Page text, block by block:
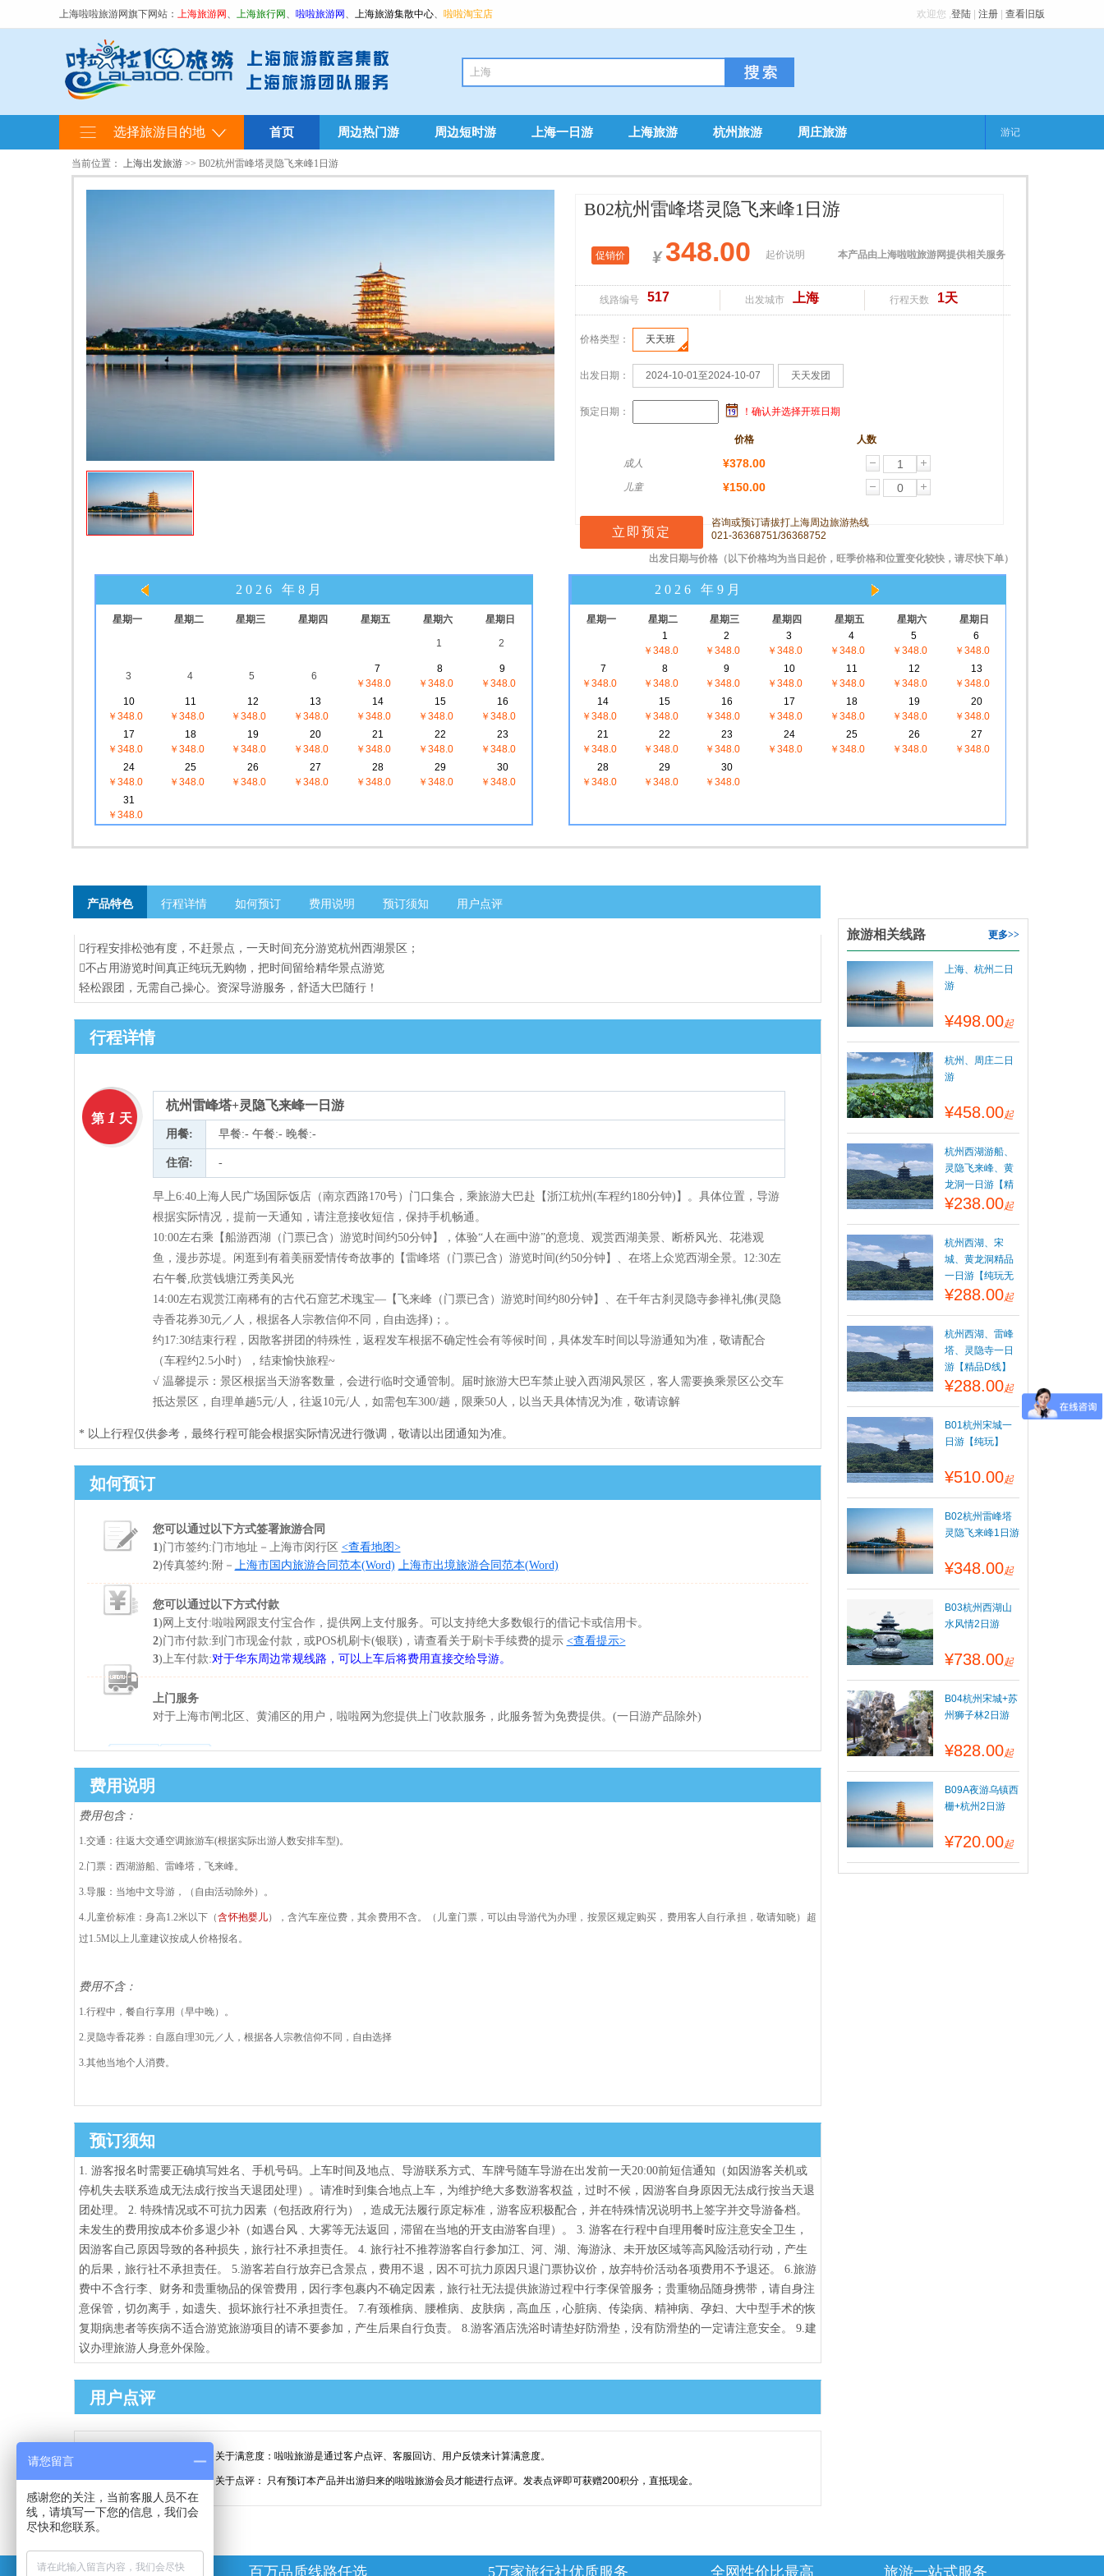
上海啦啦旅游网旗下网站： 上海旅游网 、 上海旅行网 、 啦啦旅游网 、 上海旅游集散中心、 啦啦淘宝店 欢迎您 ,登陆 注册 查看旧版
选择旅游目的地 首页 周边热门游 周边短时游 上海一日游 上海旅游 杭州旅游 周庄旅游 游记
当前位置： 上海出发旅游 >> B02杭州雷峰塔灵隐飞来峰1日游
B02杭州雷峰塔灵隐飞来峰1日游
¥ 348.00 起价说明 本产品由上海啦啦旅游网提供相关服务
促销价
线路编号 517 出发城市 上海 行程天数 1天
价格类型： 天天班
出发日期： 2024-10-01至2024-10-07 天天发团
预定日期： ！确认并选择开班日期
价格 人数
成人 ¥378.00
儿童 ¥150.00
咨询或预订请拔打上海周边旅游热线
021-36368751/36368752
出发日期与价格 （以下价格均为当日起价，旺季价格和位置变化较快，请尽快下单）
2026 年8月
星期一 星期二 星期三 星期四 星期五 星期六 星期日
1 2
3 4 5 6
7
￥348.0
8
￥348.0
9
￥348.0
10
￥348.0
11
￥348.0
12
￥348.0
13
￥348.0
14
￥348.0
15
￥348.0
16
￥348.0
17
￥348.0
18
￥348.0
19
￥348.0
20
￥348.0
21
￥348.0
22
￥348.0
23
￥348.0
24
￥348.0
25
￥348.0
26
￥348.0
27
￥348.0
28
￥348.0
29
￥348.0
30
￥348.0
31
￥348.0
2026 年9月
星期一 星期二 星期三 星期四 星期五 星期六
星期日
1
￥348.0
2
￥348.0
3
￥348.0
4
￥348.0
5
￥348.0
6
￥348.0
7
￥348.0
8
￥348.0
9
￥348.0
10
￥348.0
11
￥348.0
12
￥348.0
13
￥348.0
14
￥348.0
15
￥348.0
16
￥348.0
17
￥348.0
18
￥348.0
19
￥348.0
20
￥348.0
21
￥348.0
22
￥348.0
23
￥348.0
24
￥348.0
25
￥348.0
26
￥348.0
27
￥348.0
28
￥348.0
29
￥348.0
30
￥348.0
产品特色 行程详情 如何预订 费用说明 预订须知 用户点评
行程安排松弛有度，不赶景点，一天时间充分游览杭州西湖景区；
不占用游览时间真正纯玩无购物，把时间留给精华景点游览
轻松跟团，无需自己操心。资深导游服务，舒适大巴随行！
行程详情
第 1 天
杭州雷峰塔+灵隐飞来峰一日游
用餐: 早餐:- 午餐:- 晚餐:-
住宿: -
早上6:40上海人民广场国际饭店（南京西路170号）门口集合，乘旅游大巴赴【浙江杭州(车程约180分钟)】。具体位置，导游
根据实际情况，提前一天通知，请注意接收短信，保持手机畅通。
10:00左右乘【船游西湖（门票已含）游览时间约50分钟】，体验“人在画中游”的意境、观赏西湖美景、断桥风光、花港观
鱼，漫步苏堤。闲逛到有着美丽爱情传奇故事的【雷峰塔（门票已含）游览时间(约50分钟】、在塔上众览西湖全景。12:30左
右午餐,欣赏钱塘江秀美风光
14:00左右观赏江南稀有的古代石窟艺术瑰宝—【飞来峰（门票已含）游览时间约80分钟】、在千年古刹灵隐寺参禅礼佛(灵隐
寺香花券30元／人，根据各人宗教信仰不同，自由选择)；。
约17:30结束行程，因散客拼团的特殊性，返程发车根据不确定性会有等候时间，具体发车时间以导游通知为准，敬请配合
（车程约2.5小时），结束愉快旅程~
√ 温馨提示：景区根据当天游客数量，会进行临时交通管制。届时旅游大巴车禁止驶入西湖风景区，客人需要换乘景区公交车
抵达景区，自理单趟5元/人，往返10元/人，如需包车300/趟，限乘50人，以当天具体情况为准，敬请谅解
* 以上行程仅供参考，最终行程可能会根据实际情况进行微调，敬请以出团通知为准。
如何预订
您可以通过以下方式签署旅游合同
1)门市签约:门市地址－上海市闵行区 <查看地图>
2)传真签约:附－ 上海市国内旅游合同范本(Word) 上海市出境旅游合同范本(Word)
您可以通过以下方式付款
1)网上支付:啦啦网跟支付宝合作，提供网上支付服务。可以支持绝大多数银行的借记卡或信用卡。
2)门市付款:到门市现金付款，或POS机刷卡(银联)，请查看关于刷卡手续费的提示 <查看提示>
3)上车付款:对于华东周边常规线路，可以上车后将费用直接交给导游。
上门服务
对于上海市闸北区、黄浦区的用户，啦啦网为您提供上门收款服务，此服务暂为免费提供。(一日游产品除外)
费用说明
费用包含：
1.交通： 往返大交通空调旅游车(根据实际出游人数安排车型)。
2.门票：西湖游船、雷峰塔，飞来峰。
3.导服：当地中文导游，（自由活动除外）。
4.儿童价标准：身高1.2米以下（含怀抱婴儿），含汽车座位费，其余费用不含。
（儿童门票，可以由导游代为办理，按景区规定购买，费用客人自行承担，敬请知晓）超
过1.5M以上儿童建议按成人价格报名。
费用不含：
1.行程中，餐自行享用（早中晚）。
2.灵隐寺香花券：自愿自理30元／人，根据各人宗教信仰不同，自由选择
3.其他当地个人消费。
预订须知
1. 游客报名时需要正确填写姓名、手机号码。上车时间及地点、导游联系方式、车牌号随车导游在出发前一天20:00前短信通知（如因游客关机或
停机失去联系造成无法成行按当天退团处理）。请准时到集合地点上车，为维护绝大多数游客权益，过时不候，因游客自身原因无法成行按当天退
团处理。 2. 特殊情况或不可抗力因素（包括政府行为），造成无法履行原定标准，游客应积极配合，并在特殊情况说明书上签字并交导游备档。
未发生的费用按成本价多退少补（如遇台风﹑大雾等无法返回，滞留在当地的开支由游客自理）。 3. 游客在行程中自理用餐时应注意安全卫生，
因游客自己原因导致的各种损失，旅行社不承担责任。 4. 旅行社不推荐游客自行参加江、河、湖、海游泳、未开放区域等高风险活动行动，产生
的后果，旅行社不承担责任。 5.游客若自行放弃已含景点，费用不退，因不可抗力原因只退门票协议价，放弃特价活动各项费用不予退还。 6.旅游
费中不含行李、财务和贵重物品的保管费用，因行李包裹内不确定因素，旅行社无法提供旅游过程中行李保管服务；贵重物品随身携带，请自身注
意保管，切勿离手，如遗失、损坏旅行社不承担责任。 7.有颈椎病、腰椎病、皮肤病，高血压，心脏病、传染病、精神病、孕妇、大中型手术的恢
复期病患者等疾病不适合游览旅游项目的请不要参加，产生后果自行负责。 8.游客酒店洗浴时请垫好防滑垫，没有防滑垫的一定请注意安全。 9.建
议办理旅游人身意外保险。
用户点评
关于满意度： 啦啦旅游是通过客户点评、客服回访、用户反馈来计算满意度。
关于点评： 只有预订本产品并出游归来的啦啦旅游会员才能进行点评。发表点评即可获赠200积分，直抵现金。
更多>>
旅游相关线路
上海、杭州二日
游
¥498.00起
杭州、周庄二日
游
¥458.00起
杭州西湖游船、
灵隐飞来峰、黄
龙洞一日游【精
品C线】
¥238.00起
杭州西湖、宋
城、黄龙洞精品
一日游【纯玩无
购物】
¥288.00起
杭州西湖、雷峰
塔、灵隐寺一日
游【精品D线】
¥288.00起
B01杭州宋城一
日游【纯玩】
¥510.00起
B02杭州雷峰塔
灵隐飞来峰1日游
¥348.00起
B03杭州西湖山
水风情2日游
¥738.00起
B04杭州宋城+苏
州狮子林2日游
¥828.00起
B09A夜游乌镇西
栅+杭州2日游
¥720.00起
为什么选择啦啦 百万品质线路任选 5万家旅行社优质服务 全网性价比最高 旅游一站式服务
请您留言
感谢您的关注，当前客服人员不在
线，请填写一下您的信息，我们会
尽快和您联系。